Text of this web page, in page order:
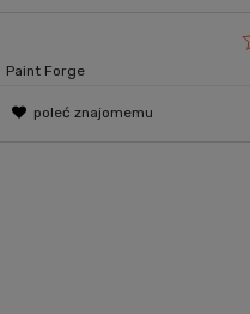
Paint Forge
poleć znajomemu